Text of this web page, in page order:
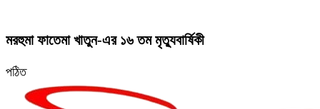
মরহুমা ফাতেমা খাতুন-এর ১৬ তম মৃত্যুবার্ষিকী
পঠিত